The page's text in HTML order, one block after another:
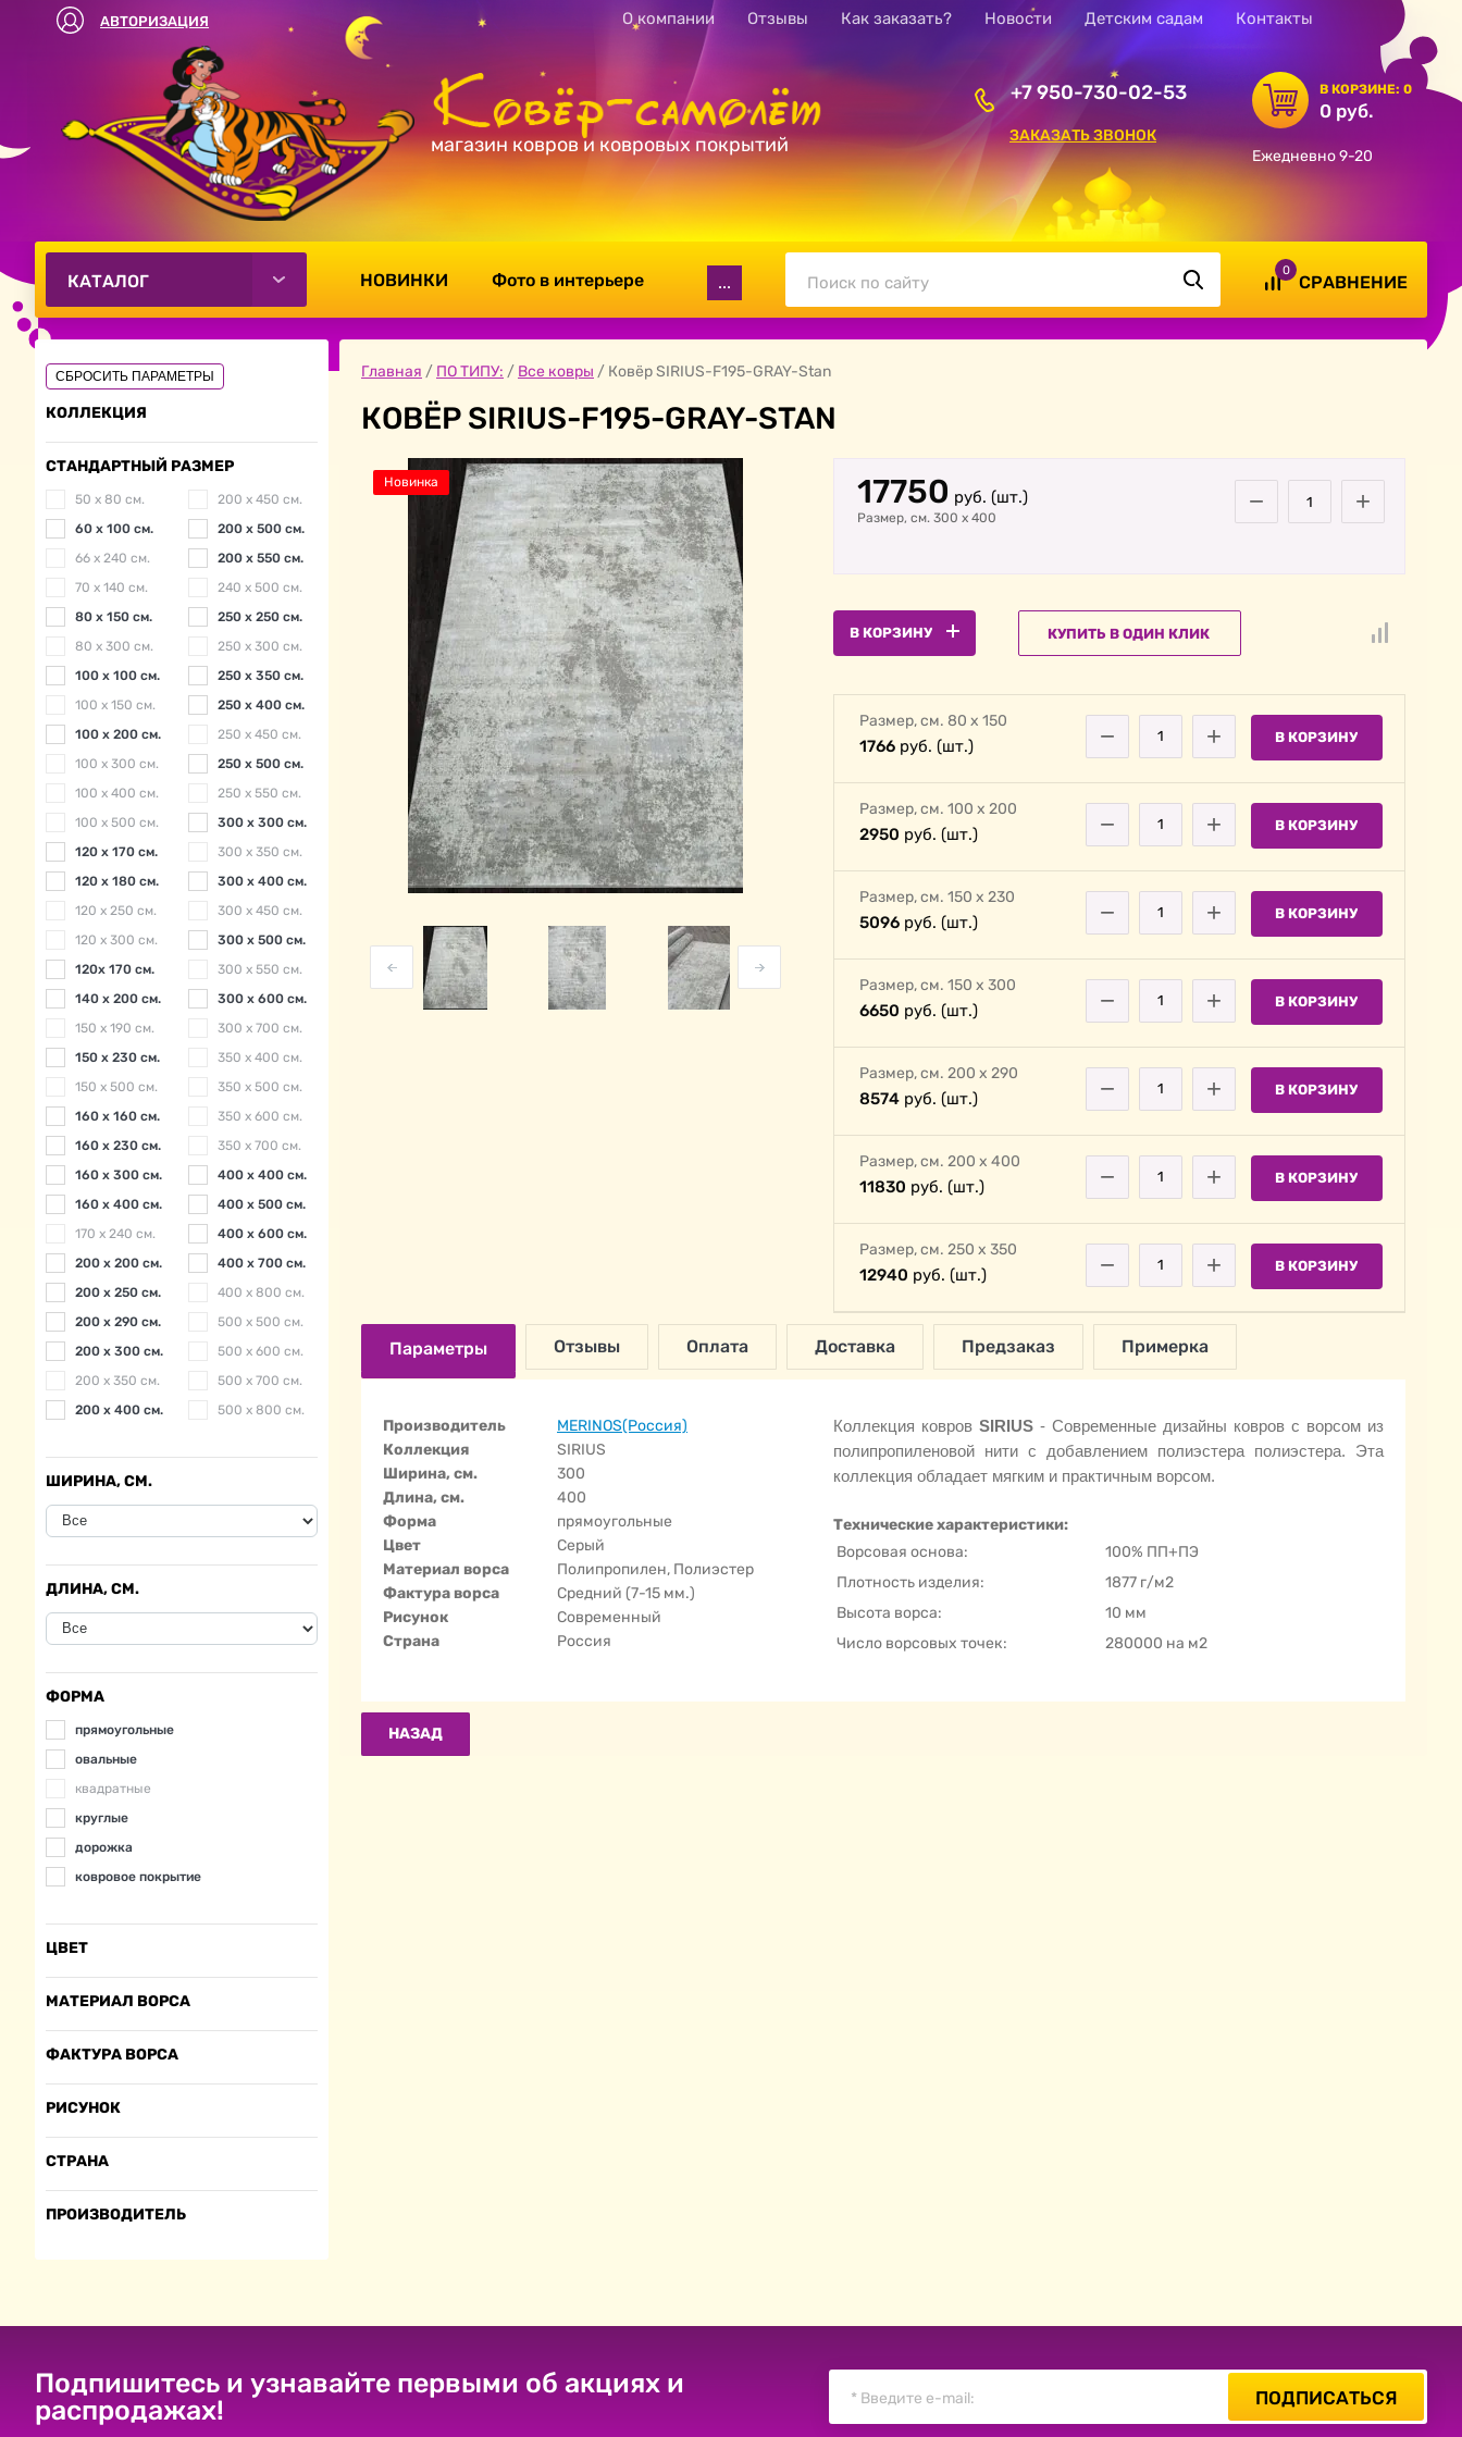
АВТОРИЗАЦИЯ О компании Отзывы Как заказать? Новости Детским садам Контакты
магазин ковров и ковровых покрытий
+7 950-730-02-53
ЗАКАЗАТЬ ЗВОНОК
В КОРЗИНЕ: 0
0 руб.
Ежедневно 9-20
КАТАЛОГ НОВИНКИ Фото в интерьере ...
0
СРАВНЕНИЕ
СБРОСИТЬ ПАРАМЕТРЫ
КОЛЛЕКЦИЯ
СТАНДАРТНЫЙ РАЗМЕР
50 x 80 см.
60 x 100 см.
66 x 240 см.
70 x 140 см.
80 x 150 см.
80 x 300 см.
100 x 100 см.
100 x 150 см.
100 x 200 см.
100 x 300 см.
100 x 400 см.
100 x 500 см.
120 x 170 см.
120 x 180 см.
120 x 250 см.
120 x 300 см.
120x 170 см.
140 x 200 см.
150 x 190 см.
150 x 230 см.
150 x 500 см.
160 x 160 см.
160 x 230 см.
160 x 300 см.
160 x 400 см.
170 x 240 см.
200 x 200 см.
200 x 250 см.
200 x 290 см.
200 x 300 см.
200 x 350 см.
200 x 400 см.
200 x 450 см.
200 x 500 см.
200 x 550 см.
240 x 500 см.
250 x 250 см.
250 x 300 см.
250 x 350 см.
250 x 400 см.
250 x 450 см.
250 x 500 см.
250 x 550 см.
300 x 300 см.
300 x 350 см.
300 x 400 см.
300 x 450 см.
300 x 500 см.
300 x 550 см.
300 x 600 см.
300 x 700 см.
350 x 400 см.
350 x 500 см.
350 x 600 см.
350 x 700 см.
400 x 400 см.
400 x 500 см.
400 x 600 см.
400 x 700 см.
400 х 800 см.
500 x 500 см.
500 x 600 см.
500 x 700 см.
500 x 800 см.
ШИРИНА, СМ.
ДЛИНА, СМ.
ФОРМА
прямоугольные
овальные
квадратные
круглые
дорожка
ковровое покрытие
ЦВЕТ
МАТЕРИАЛ ВОРСА
ФАКТУРА ВОРСА
РИСУНОК
СТРАНА
ПРОИЗВОДИТЕЛЬ
Главная / ПО ТИПУ: / Все ковры / Ковёр SIRIUS-F195-GRAY-Stan
КОВЁР SIRIUS-F195-GRAY-STAN
Новинка 17750 руб. (шт.)
Размер, cм. 300 х 400
− +
В КОРЗИНУ КУПИТЬ В ОДИН КЛИК
Размер, cм. 80 х 150
1766руб. (шт.) − + В КОРЗИНУ
Размер, cм. 100 х 200
2950 руб. (шт.) − + В КОРЗИНУ
Размер, cм. 150 х 230
5096руб. (шт.) − + В КОРЗИНУ
Размер, cм. 150 х 300
6650 руб. (шт.) − + В КОРЗИНУ
Размер, cм. 200 х 290
8574руб. (шт.) − + В КОРЗИНУ
Размер, cм. 200 х 400
11830 руб. (шт.) − + В КОРЗИНУ
Размер, cм. 250 х 350
12940 руб. (шт.) − + В КОРЗИНУ
Параметры Отзывы Оплата Доставка Предзаказ Примерка
Производитель
MERINOS(Россия)
Коллекция
SIRIUS
Ширина, см.
300
Длина, см.
400
Форма
прямоугольные
Цвет
Серый
Материал ворса
Полипропилен, Полиэстер
Фактура ворса
Средний (7-15 мм.)
Рисунок
Современный
Страна
Россия
Коллекция ковров SIRIUS - Современные дизайны ковров с ворсом из
полипропиленовой нити с добавлением полиэстера полиэстера. Эта
коллекция обладает мягким и практичным ворсом.
Технические характеристики:
Ворсовая основа:
100% ПП+ПЭ
Плотность изделия:
1877 г/м2
Высота ворса:
10 мм
Число ворсовых точек:
280000 на м2
НАЗАД
Подпишитесь и узнавайте первыми об акциях и
распродажах!
ПОДПИСАТЬСЯ